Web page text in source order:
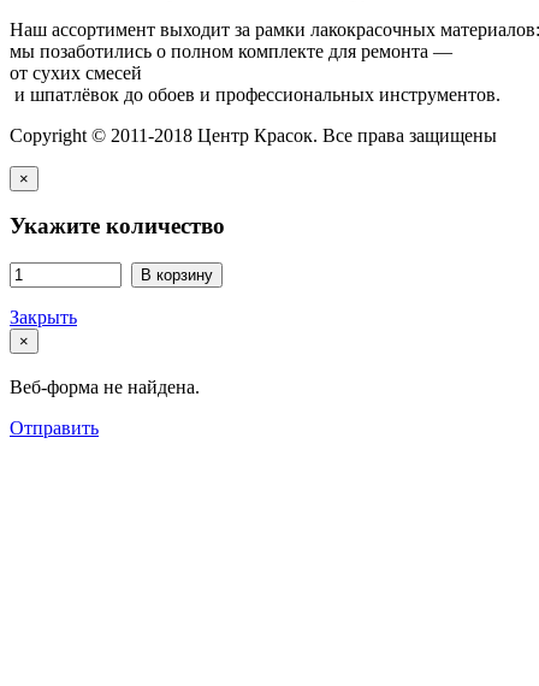
Наш ассортимент выходит за рамки лакокрасочных
мы позаботились о полном комплекте для ремонта —
от сухих смесей
и шпатлёвок до обоев и профессиональных инструментов.
Copyright © 2011-2018 Центр Красок. Все права защищены
×
Укажите количество
В корзину
Закрыть
×
Веб-форма не найдена.
Отправить